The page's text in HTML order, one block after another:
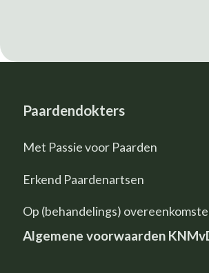
Paardendokters
Met Passie voor Paarden
Erkend Paardenartsen
Op (behandelings)
Algemene voorwaarden